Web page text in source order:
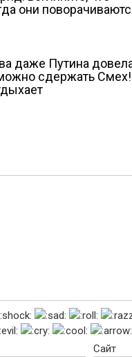
они
даже Путина
сдержать Смех!
Сайт